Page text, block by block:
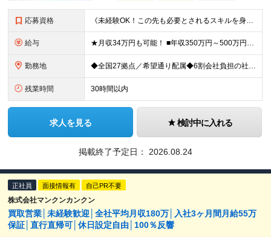
応募資格 《未経験OK！この先も必要とされるスキルを身につけたい方は大歓迎！》 ■普通自動車免許 ※学歴不問 ＜こんな方に向いています！＞ ◎余暇の時間をしっかり確保できる働き方がしたい ◎経験を活かしてより
給与 ★月収34万円も可能！ ■年収350万円～500万円想定 ┗月給22万6000円～33万3000円（地域手当を含む）＋諸手当＋賞与年2回（4.0ヶ月※2024年度実績） ★資格手当 ・自動車整備士1
勤務地 ◆全国27拠点／希望通り配属◆6割会社負担の社宅制度（借り上げ社宅※規定あり） ◆転居を伴う転勤なし ◆U・Iターン歓迎 ◆マイカー通勤可 【北海道エリア】 北海道（札幌市、旭川市） 【東北エリア
残業時間 30時間以内
求人を見る 検討中に入れる
掲載終了予定日： 2026.08.24
正社員 面接情報有 自己PR不要
株式会社マンクンカンクン
買取営業│未経験歓迎│全社平均月収180万│入社3ヶ月間月給55万
保証│直行直帰可│休日設定自由│100％反響